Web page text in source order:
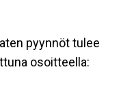
pyynnöt tulee
osoitteella: